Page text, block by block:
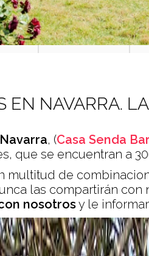
EN NAVARRA.
, (Casa Senda
que se encuentran a
multitud de
las compartirán con
nosotrosy le